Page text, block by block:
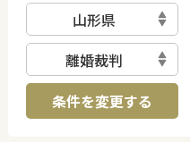
山形県
離婚裁判
条件を変更する